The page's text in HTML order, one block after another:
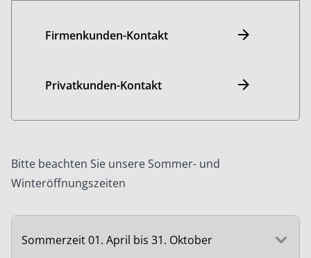
Firmenkunden-Kontakt
Privatkunden-Kontakt
Bitte beachten Sie unsere Sommer- und
Winteröffnungszeiten
Sommerzeit 01. April bis 31. Oktober